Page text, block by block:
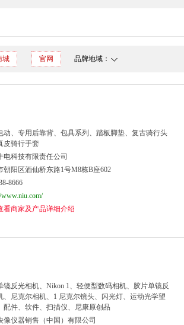
城 官网 品牌地域：
动、专用后靠背、包具系列、踏板脚垫、复古骑行头
皮骑行手套
电科技有限责任公司
朝阳区酒仙桥东路1号M8栋B座602
8666
www.niu.com/
看商家及产品详细介绍
镜反光相机、Nikon 1、轻便型数码相机、胶片单镜反
、尼克尔相机、1 尼克尔镜头、闪光灯、运动光学望
配件、软件、扫描仪、尼康原创品
像仪器销售（中国）有限公司